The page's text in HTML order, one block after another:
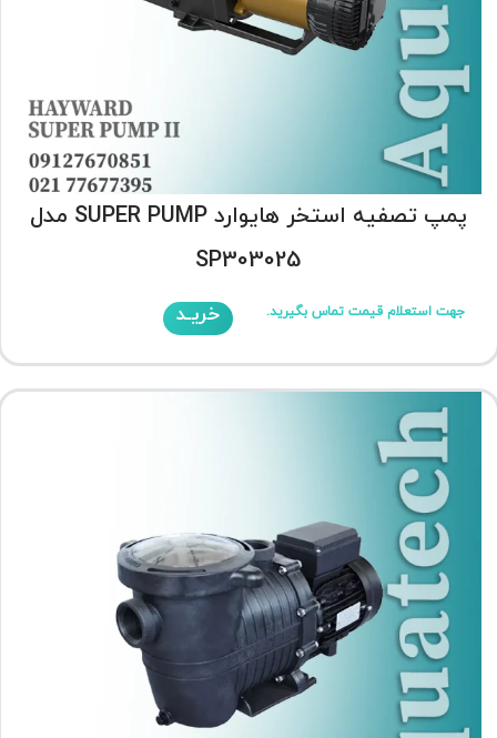
پمپ تصفیه استخر هایوارد SUPER PUMP مدل
SP303025
جهت استعلام قیمت تماس بگیرید. خریـد